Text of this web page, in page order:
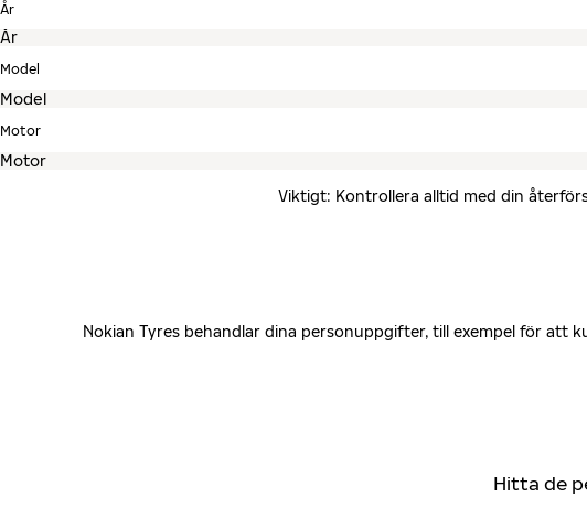
År
Model
Motor
Viktigt: Kontrollera alltid med din
Nokian Tyres behandlar dina personuppgifter, till exempel för att
Hitta de